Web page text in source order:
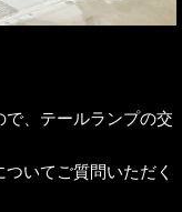
、テールランプの交
いてご質問いただく